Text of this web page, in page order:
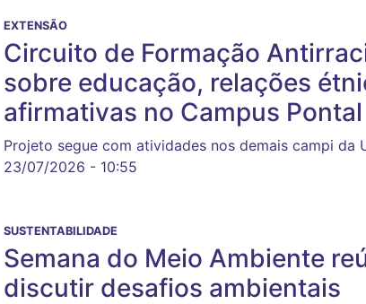
EXTENSÃO
Circuito de Formação
sobre educação, relações
afirmativas no Campus Pontal
Projeto segue com atividades nos demais campi da
23/07/2026 - 10:55
SUSTENTABILIDADE
Semana do Meio Ambiente
discutir desafios ambientais